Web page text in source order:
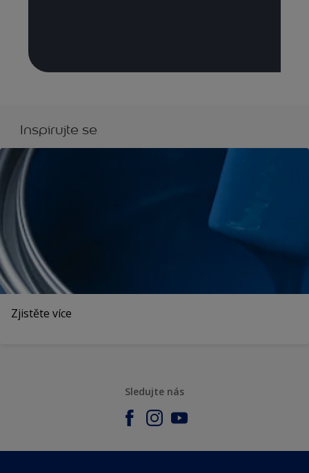
Inspirujte se
Zjistěte více
Sledujte nás